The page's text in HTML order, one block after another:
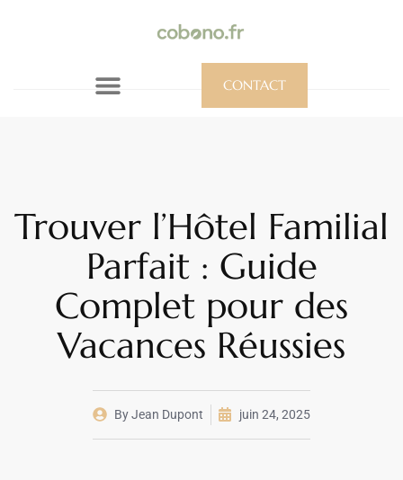
CONTACT
Trouver l’Hôtel Familial
Parfait : Guide
Complet pour des
Vacances Réussies
ByJean Dupont juin 24, 2025